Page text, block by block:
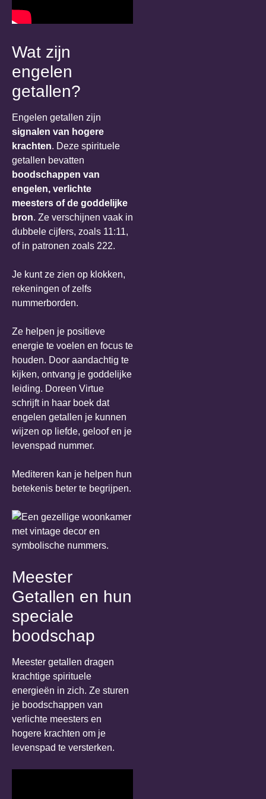
Wat zijn
engelen
getallen?
Engelen getallen zijn
signalen van hogere
krachten. Deze spirituele
getallen bevatten
boodschappen van
engelen, verlichte
meesters of de goddelijke
bron. Ze verschijnen vaak in
dubbele cijfers, zoals 11:11,
of in patronen zoals 222.
Je kunt ze zien op klokken,
rekeningen of zelfs
nummerborden.
Ze helpen je positieve
energie te voelen en focus te
houden. Door aandachtig te
kijken, ontvang je goddelijke
leiding. Doreen Virtue
schrijft in haar boek dat
engelen getallen je kunnen
wijzen op liefde, geloof en je
levenspad nummer.
Mediteren kan je helpen hun
betekenis beter te begrijpen.
Meester
Getallen en hun
speciale
boodschap
Meester getallen dragen
krachtige spirituele
energieën in zich. Ze sturen
je boodschappen van
verlichte meesters en
hogere krachten om je
levenspad te versterken.